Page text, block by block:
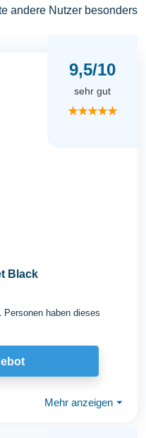
andere Nutzer besonders
9,5/10
sehr gut
★★★★★
Black
Personen haben dieses
Mehr anzeigen ⏷